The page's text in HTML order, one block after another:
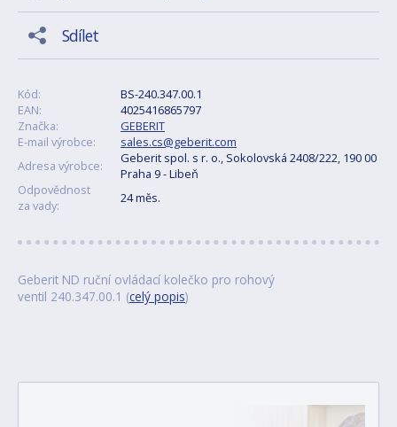
Sdílet
Kód:
BS-240.347.00.1
EAN:
4025416865797
Značka:
GEBERIT
E-mail výrobce:
sales.cs@geberit.com
Adresa výrobce:
Geberit spol. s r. o., Sokolovská 2408/222, 190 00
Praha 9 - Libeň
Odpovědnost
za vady:
24 měs.
Geberit ND ruční ovládací kolečko pro rohový
ventil 240.347.00.1 (celý popis)